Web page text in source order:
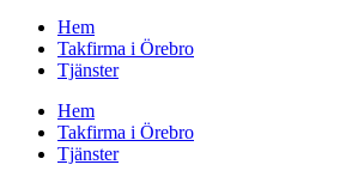
Hem
Takfirma i Örebro
Tjänster
Hem
Takfirma i Örebro
Tjänster